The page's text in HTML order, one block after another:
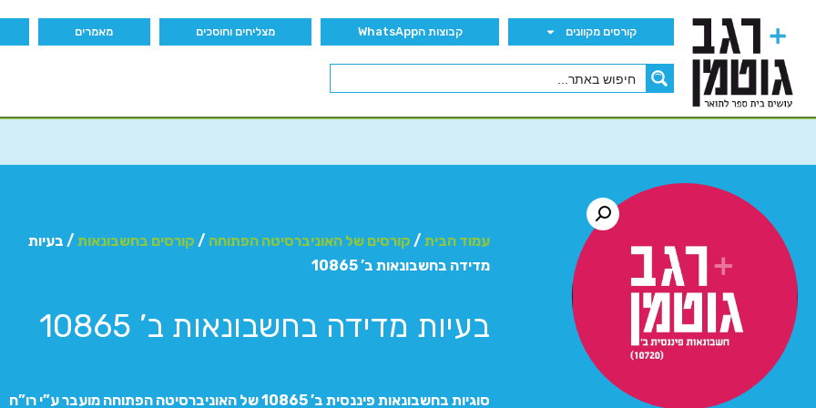
קורסים מקוונים קבוצות הWhatsApp מצליחים וחוסכים מאמרים
עמוד הבית / קורסים של האוניברסיטה הפתוחה / קורסים בחשבונאות / בעיות
מדידה בחשבונאות ב’ 10865
בעיות מדידה בחשבונאות ב’ 10865
סוגיות בחשבונאות פיננסית ב’ 10865 של האוניברסיטה הפתוחה מועבר ע”י רו”ח